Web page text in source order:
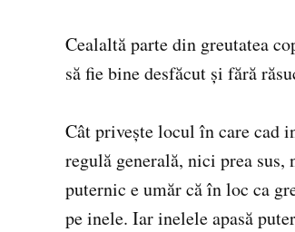
Cealaltă parte din greutatea
să fie bine desfăcut și fără
Cât privește locul în care cad
regulă generală, nici prea sus,
puternic e umăr că în loc ca
pe inele. Iar inelele apasă